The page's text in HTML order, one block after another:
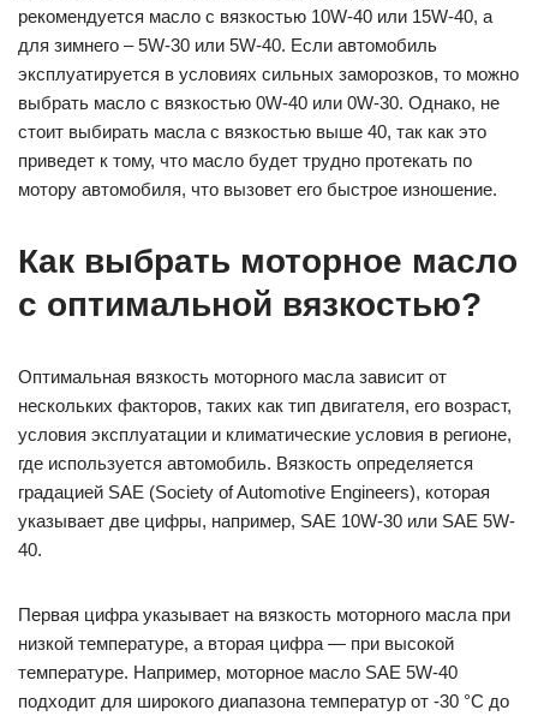
рекомендуется масло с вязкостью 10W-40 или 15W-40, а
для зимнего – 5W-30 или 5W-40. Если автомобиль
эксплуатируется в условиях сильных заморозков, то можно
выбрать масло с вязкостью 0W-40 или 0W-30. Однако, не
стоит выбирать масла с вязкостью выше 40, так как это
приведет к тому, что масло будет трудно протекать по
мотору автомобиля, что вызовет его быстрое изношение.
Как выбрать моторное масло
с оптимальной вязкостью?
Оптимальная вязкость моторного масла зависит от
нескольких факторов, таких как тип двигателя, его возраст,
условия эксплуатации и климатические условия в регионе,
где используется автомобиль. Вязкость определяется
градацией SAE (Society of Automotive Engineers), которая
указывает две цифры, например, SAE 10W-30 или SAE 5W-
40.
Первая цифра указывает на вязкость моторного масла при
низкой температуре, а вторая цифра — при высокой
температуре. Например, моторное масло SAE 5W-40
подходит для широкого диапазона температур от -30 °C до